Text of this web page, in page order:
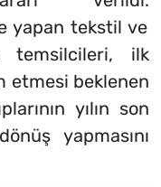
yapan tekstil ve
temsilcileri, ilk
etmesi beklenen
yılın son
yapmasını